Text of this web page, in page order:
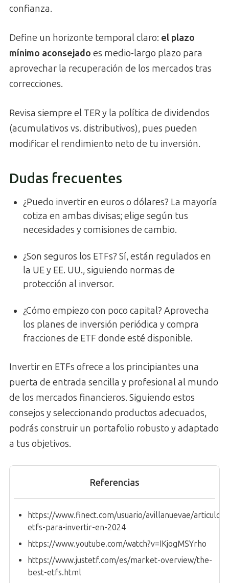
confianza.
Define un horizonte temporal claro: el plazo
mínimo aconsejado es medio-largo plazo para
aprovechar la recuperación de los mercados tras
correcciones.
Revisa siempre el TER y la política de dividendos
(acumulativos vs. distributivos), pues pueden
modificar el rendimiento neto de tu inversión.
Dudas frecuentes
¿Puedo invertir en euros o dólares? La mayoría
cotiza en ambas divisas; elige según tus
necesidades y comisiones de cambio.
¿Son seguros los ETFs? Sí, están regulados en
la UE y EE. UU., siguiendo normas de
protección al inversor.
¿Cómo empiezo con poco capital? Aprovecha
los planes de inversión periódica y compra
fracciones de ETF donde esté disponible.
Invertir en ETFs ofrece a los principiantes una
puerta de entrada sencilla y profesional al mundo
de los mercados financieros. Siguiendo estos
consejos y seleccionando productos adecuados,
podrás construir un portafolio robusto y adaptado
a tus objetivos.
Referencias
https://www.finect.com/usuario/avillanuevae/
etfs-para-invertir-en-2024
https://www.youtube.com/watch?v=IKjogMSYrho
https://www.justetf.com/es/market-overview/the-
best-etfs.html